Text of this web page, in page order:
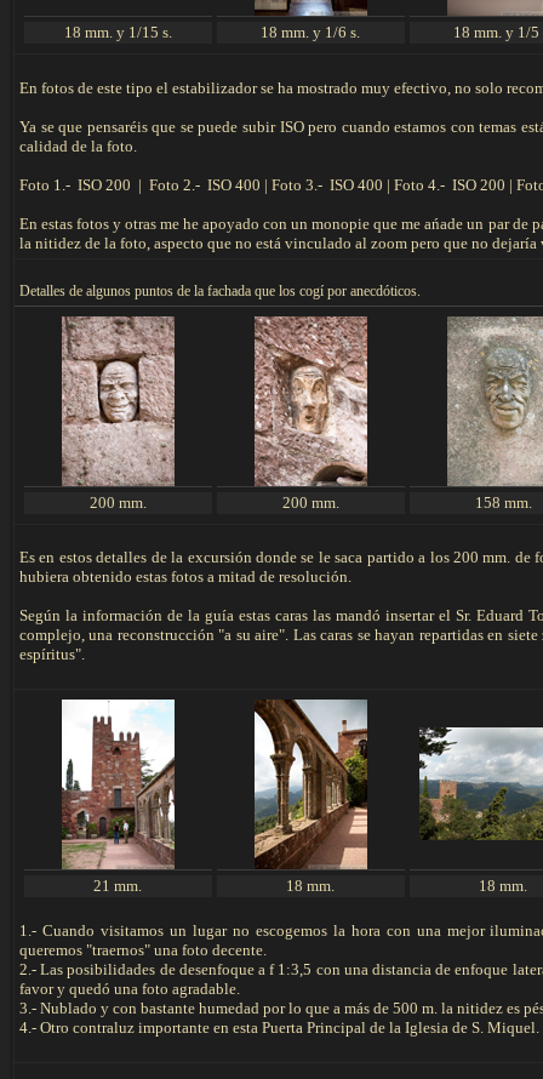
18 mm. y 1/15 s. 18 mm. y 1/6 s. 18 mm. y 1/5
En fotos de este tipo el estabilizador se ha mostrado muy efectivo, no solo
Ya se que pensaréis que se puede subir ISO pero cuando estamos con temas
calidad de la foto.
Foto 1.- ISO 200 | Foto 2.- ISO 400 | Foto 3.- ISO 400 | Foto 4.- ISO 200 |
En estas fotos y otras me he apoyado con un monopie que me ańade un par
la nitidez de la foto, aspecto que no está vinculado al zoom pero que no
Detalles de algunos puntos de la fachada que los cogí por anecdóticos.
200 mm. 200 mm. 158 mm.
Es en estos detalles de la excursión donde se le saca partido a los 200 mm.
hubiera obtenido estas fotos a mitad de resolución.
Según la información de la guía estas caras las mandó insertar el Sr. Eduard
complejo, una reconstrucción "a su aire". Las caras se hayan repartidas en
espíritus".
21 mm. 18 mm. 18 mm.
1.- Cuando visitamos un lugar no escogemos la hora con una mejor
queremos "traernos" una foto decente.
2.- Las posibilidades de desenfoque a f 1:3,5 con una distancia de enfoque
favor y quedó una foto agradable.
3.- Nublado y con bastante humedad por lo que a más de 500 m. la nitidez es
4.- Otro contraluz importante en esta Puerta Principal de la Iglesia de S.